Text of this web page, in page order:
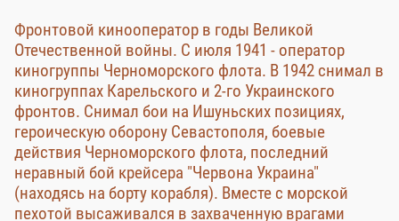
Фронтовой кинооператор в годы Великой
Отечественной войны. С июля 1941 - оператор
киногруппы Черноморского флота. В 1942 снимал в
киногруппах Карельского и 2-го Украинского
фронтов. Снимал бои на Ишуньских позициях,
героическую оборону Севастополя, боевые
действия Черноморского флота, последний
неравный бой крейсера "Червона Украина"
(находясь на борту корабля). Вместе с морской
пехотой высаживался в захваченную врагами